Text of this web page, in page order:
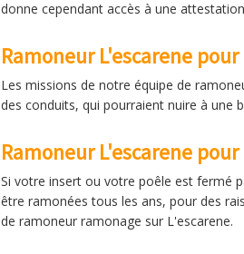
donne cependant accès à une
Ramoneur L'escarene
Les missions de notre équipe de
des conduits, qui pourraient nuire à une
Ramoneur L'escarene
Si votre insert ou votre poêle est fermé
être ramonées tous les ans, pour des
de ramoneur ramonage sur L'escarene.